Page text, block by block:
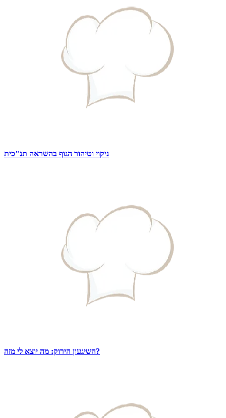
ניקוי וטיהור הגוף בהשראה תנ"כית
השיגעון הירוק: מה יוצא לי מזה?